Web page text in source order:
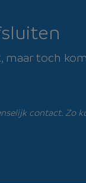
maar toch
contact. Zo